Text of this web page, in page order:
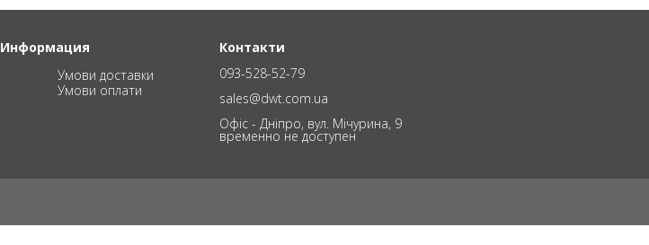
Информация
Умови доставки
Умови оплати
Контакти
093-528-52-79
sales@dwt.com.ua
Офіс - Дніпро, вул. Мічурина, 9
временно не доступен